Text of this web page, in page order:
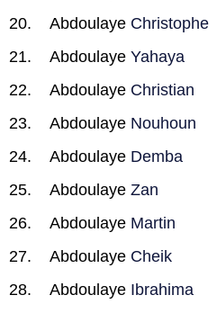
Abdoulaye Christophe
Abdoulaye Yahaya
Abdoulaye Christian
Abdoulaye Nouhoun
Abdoulaye Demba
Abdoulaye Zan
Abdoulaye Martin
Abdoulaye Cheik
Abdoulaye Ibrahima